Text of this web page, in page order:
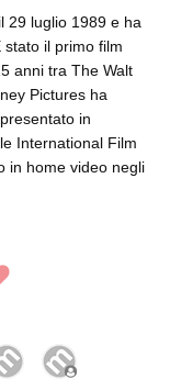
29 luglio 1989 e ha
stato il primo film
anni tra The Walt
Pictures ha
in
International Film
in home video negli